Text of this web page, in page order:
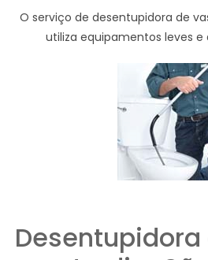
O serviço de desentupidora de
utiliza equipamentos leves e
Desentupidora